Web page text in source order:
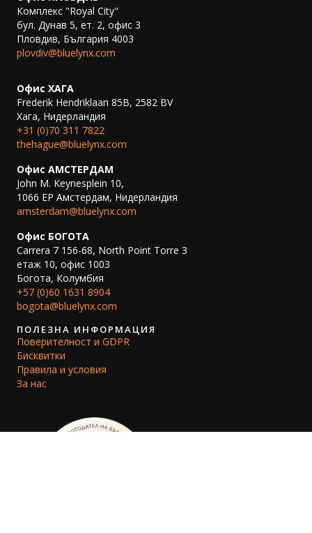
Комплекс "Royal City"
бул. Дунав 5, ет. 2, офис 3
Пловдив, България 4003
plovdiv@bluelynx.com
Офис ХАГА
Frederik Hendriklaan 85B, 2582 BV
Хага, Нидерландия
+31 (0)70 311 7822
thehague@bluelynx.com
Офис АМСТЕРДАМ
John M. Keynesplein 10,
1066 EP Амстердам, Нидерландия
amsterdam@bluelynx.com
Офис БОГОТА
Carrera 7 156-68, North Point Torre 3
етаж 10, офис 1003
Богота, Колумбия
+57 (0)60 1631 8904
bogota@bluelynx.com
ПОЛЕЗНА ИНФОРМАЦИЯ
Поверителност и GDPR
Бисквитки
Правила и условия
За нас